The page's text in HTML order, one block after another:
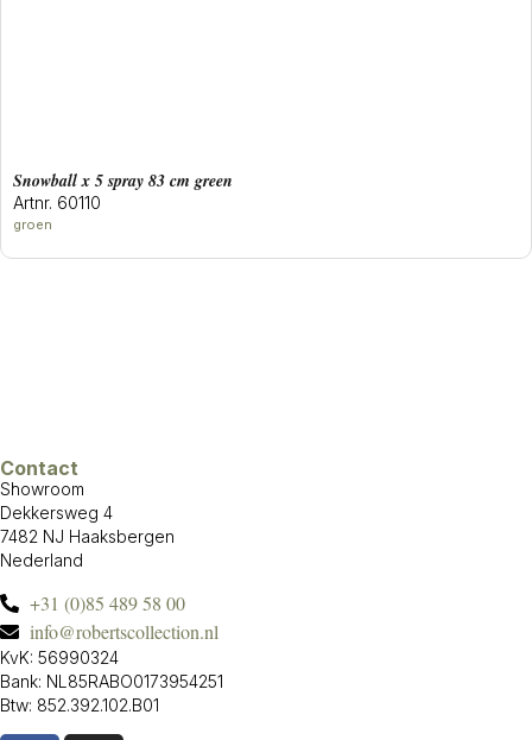
snowball x 5 spray 83 cm green
Artnr. 60110
groen
Contact
Showroom
Dekkersweg 4
7482 NJ Haaksbergen
Nederland
+31 (0)85 489 58 00
info@robertscollection.nl
KvK: 56990324
Bank: NL85RABO0173954251
Btw: 852.392.102.B01